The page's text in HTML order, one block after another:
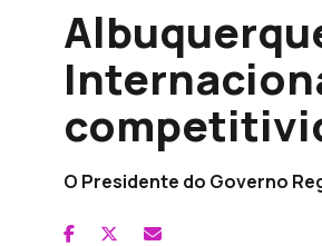
O Presidente do Governo